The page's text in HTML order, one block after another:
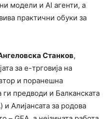
модели и AI агенти, а
практични обуки за
Станков,
за е-трговија на
и поранешна
предводи и Балканската
и Алијансата за родова